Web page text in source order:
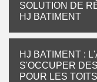
SOLUTION DE
HJ BATIMENT
HJ BATIMENT :
S'OCCUPER
POUR LES TOITS